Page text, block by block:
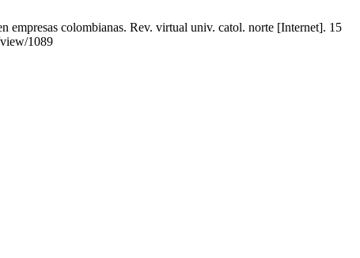
colombianas. Rev. virtual univ. catol. norte [Internet]. 15
1089